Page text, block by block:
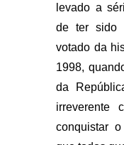
levado a
de ter sido
votado da
1998,
da
irreverente
conquistar